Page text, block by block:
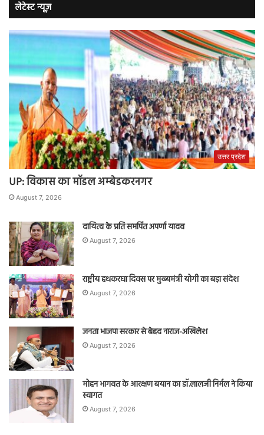
लेटेस्ट न्यूज़
उत्तर प्रदेश
UP: विकास का मॉडल अम्बेडकरनगर
August 7, 2026
दायित्व के प्रति समर्पित अपर्णा यादव
August 7, 2026
राष्ट्रीय हथकरघा दिवस पर मुख्यमंत्री योगी का बड़ा संदेश
August 7, 2026
जनता भाजपा सरकार से बेहद नाराज-अखिलेश
August 7, 2026
मोहन भागवत के आरक्षण बयान का डॉ.लालजी निर्मल ने किया
स्वागत
August 7, 2026